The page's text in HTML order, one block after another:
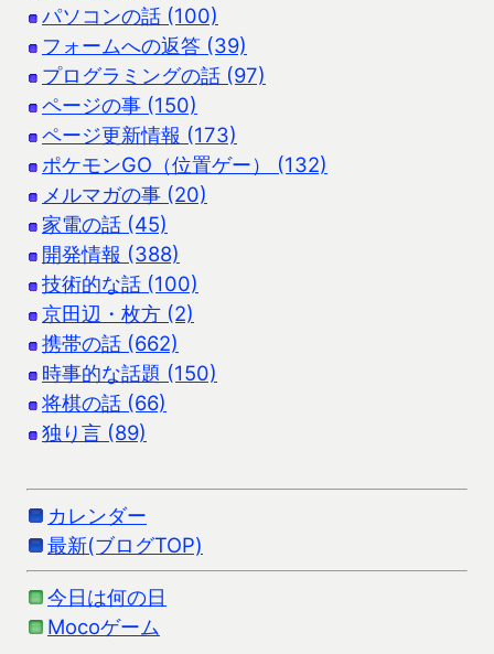
パソコンの話 (100)
フォームへの返答 (39)
プログラミングの話 (97)
ページの事 (150)
ページ更新情報 (173)
ポケモンGO（位置ゲー） (132)
メルマガの事 (20)
家電の話 (45)
開発情報 (388)
技術的な話 (100)
京田辺・枚方 (2)
携帯の話 (662)
時事的な話題 (150)
将棋の話 (66)
独り言 (89)
カレンダー
最新(ブログTOP)
今日は何の日
Mocoゲーム